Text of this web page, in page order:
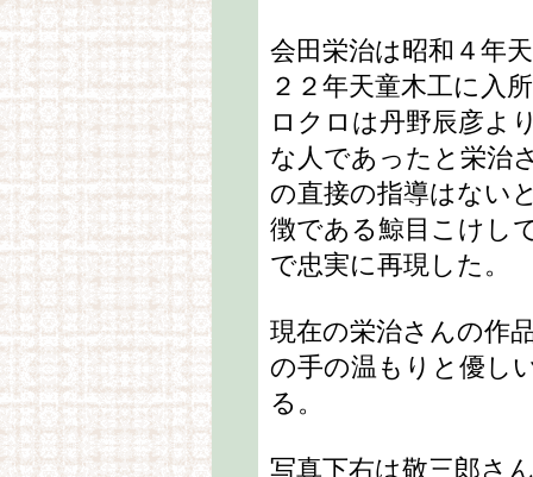
会田栄治は昭和４年
２２年天童木工に入
ロクロは丹野辰彦よ
な人であったと栄治
の直接の指導はない
徴である鯨目こけし
で忠実に再現した。
現在の栄治さんの作
の手の温もりと優し
る。
写真下右は敬三郎さ